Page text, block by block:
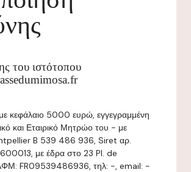
του ιστότοπου
κεφάλαιο 5000 ευρώ, εγγεγραμμένη
και Εταιρικό Μητρώο του - με
B 539 486 936, Siret αρ.
με έδρα στο 23 Pl. de
FR09539486936, τηλ: -, email: -